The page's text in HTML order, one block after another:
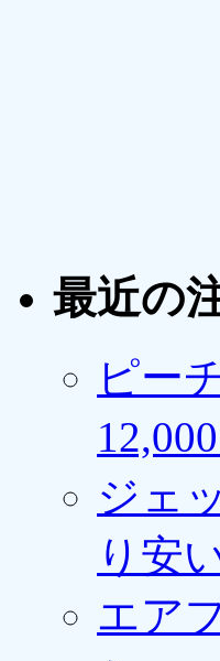
最近の
ピー
ジェ
り安
エア